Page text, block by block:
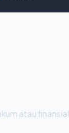
atau finansial.